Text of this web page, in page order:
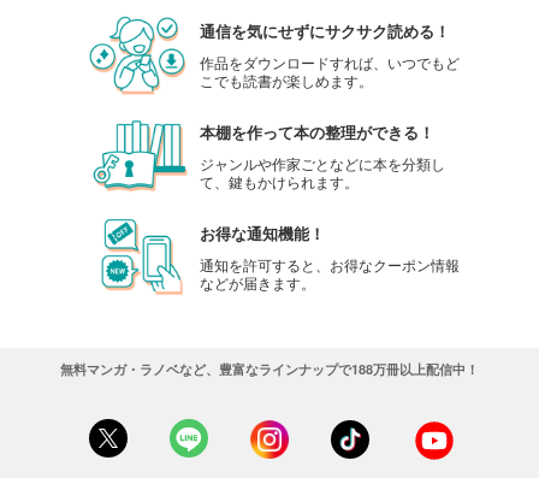
通信を気にせずにサクサク読める！
作品をダウンロードすれば、いつでもど
こでも読書が楽しめます。
本棚を作って本の整理ができる！
ジャンルや作家ごとなどに本を分類し
て、鍵もかけられます。
お得な通知機能！
通知を許可すると、お得なクーポン情報
などが届きます。
無料マンガ・ラノベなど、豊富なラインナップで188万冊以上配信中！